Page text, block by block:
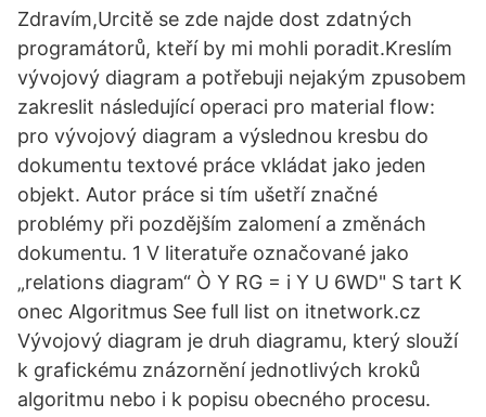
Zdravím,Urcitě se zde najde dost zdatných
programátorů, kteří by mi mohli poradit.Kreslím
vývojový diagram a potřebuji nejakým zpusobem
zakreslit následující operaci pro material flow:
pro vývojový diagram a výslednou kresbu do
dokumentu textové práce vkládat jako jeden
objekt. Autor práce si tím ušetří značné
problémy při pozdějším zalomení a změnách
dokumentu. 1 V literatuře označované jako
„relations diagram“ Ò Y RG = i Y U 6WD" S tart K
onec Algoritmus See full list on itnetwork.cz
Vývojový diagram je druh diagramu, který slouží
k grafickému znázornění jednotlivých kroků
algoritmu nebo i k popisu obecného procesu.